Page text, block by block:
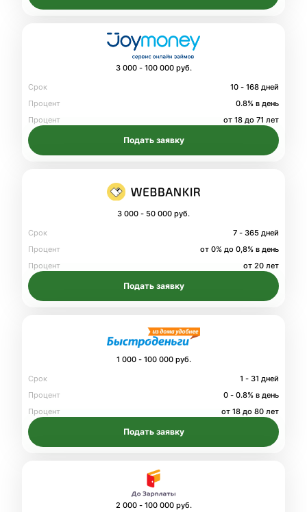
3 000 - 100 000 руб.
Срок
10 - 168 дней
Процент
0.8% в день
Процент
от 18 до 71 лет
Подать заявку
3 000 - 50 000 руб.
Срок
7 - 365 дней
Процент
от 0% до 0,8% в день
Процент
от 20 лет
Подать заявку
1 000 - 100 000 руб.
Срок
1 - 31 дней
Процент
0 - 0.8% в день
Процент
от 18 до 80 лет
Подать заявку
2 000 - 100 000 руб.